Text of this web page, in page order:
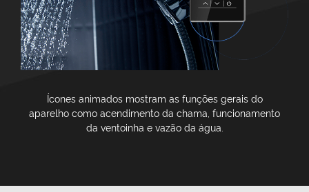
Ícones animados mostram as funções gerais do
aparelho como acendimento da chama, funcionamento
da ventoinha e vazão da água.